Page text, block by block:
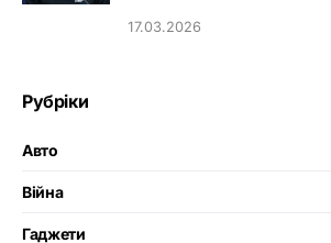
17.03.2026
Рубріки
Авто
Війна
Гаджети